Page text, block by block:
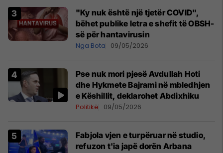
"Ky nuk është një tjetër COVID",
bëhet publike letra e shefit të OBSH-
së për hantavirusin
Nga Bota 09/05/2026
Pse nuk mori pjesë Avdullah Hoti
dhe Hykmete Bajrami në mbledhjen
e Këshillit, deklarohet Abdixhiku
Politikë 09/05/2026
Fabjola vjen e turpëruar në studio,
refuzon t'ia japë dorën Arbana